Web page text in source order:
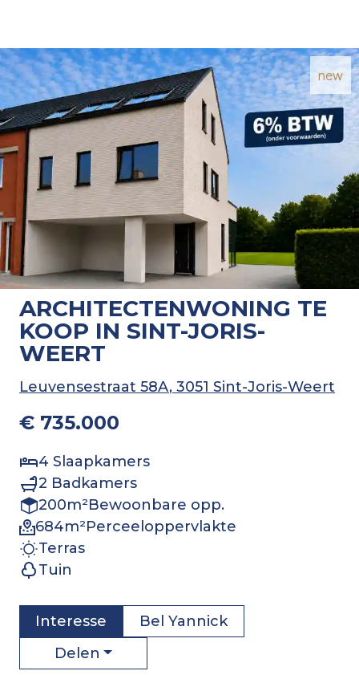
new
ARCHITECTENWONING TE
KOOP IN SINT-JORIS-
WEERT
Leuvensestraat 58A, 3051 Sint-Joris-Weert
€ 735.000
4 Slaapkamers
2 Badkamers
200m²Bewoonbare opp.
684m²Perceeloppervlakte
Terras
Tuin
Interesse Bel Yannick
Delen